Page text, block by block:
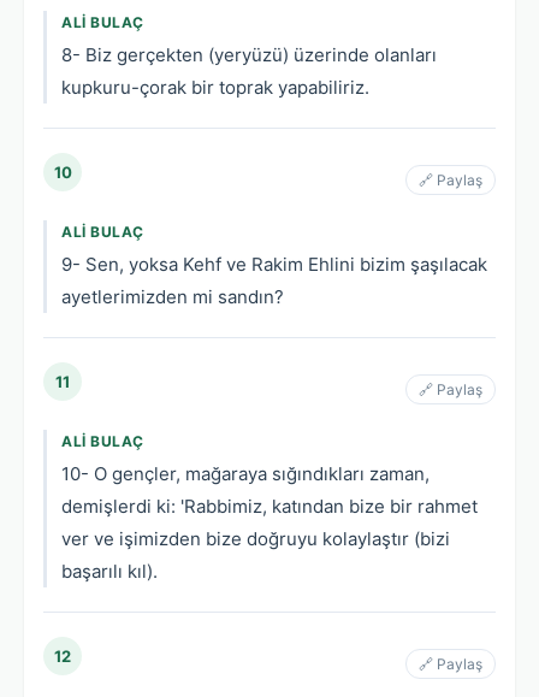
ALI BULAÇ
8- Biz gerçekten (yeryüzü) üzerinde olanları
kupkuru-çorak bir toprak yapabiliriz.
10 🔗 Paylaş
ALI BULAÇ
9- Sen, yoksa Kehf ve Rakim Ehlini bizim şaşılacak
ayetlerimizden mi sandın?
11 🔗 Paylaş
ALI BULAÇ
10- O gençler, mağaraya sığındıkları zaman,
demişlerdi ki: 'Rabbimiz, katından bize bir rahmet
ver ve işimizden bize doğruyu kolaylaştır (bizi
başarılı kıl).
12 🔗 Paylaş